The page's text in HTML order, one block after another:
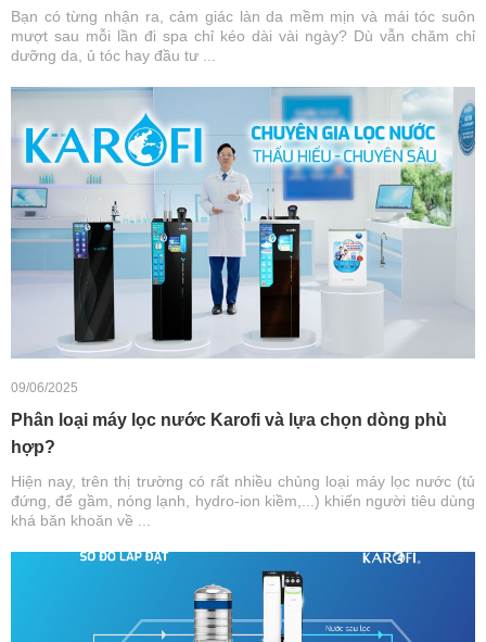
Bạn có từng nhận ra, cảm giác làn da mềm mịn và mái tóc suôn
mượt sau mỗi lần đi spa chỉ kéo dài vài ngày? Dù vẫn chăm chỉ
dưỡng da, ủ tóc hay đầu tư ...
09/06/2025
Phân loại máy lọc nước Karofi và lựa chọn dòng phù
hợp?
Hiện nay, trên thị trường có rất nhiều chủng loại máy lọc nước (tủ
đứng, để gầm, nóng lạnh, hydro-ion kiềm,...) khiến người tiêu dùng
khá băn khoăn về ...